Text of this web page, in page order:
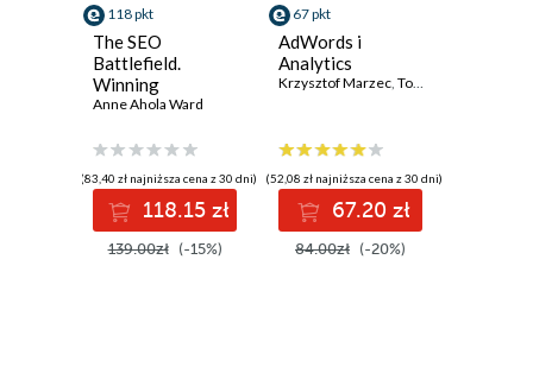
118 pkt
The SEO
Battlefield.
Winning
Strategies for
Programs
Anne Ahola Ward
(83,40 zł najniższa cena z 30 dni)
118.15 zł
139.00zł (-15%)
67 pkt
AdWords i
Analytics
Krzysztof Marzec, Tomasz Trzósło
(52,08 zł najniższa cena z 30 dni)
67.20 zł
84.00zł (-20%)